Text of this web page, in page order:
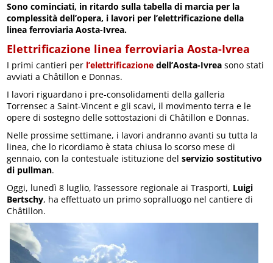
Sono cominciati, in ritardo sulla tabella di marcia per la
complessità dell’opera, i lavori per l’elettrificazione della
linea ferroviaria Aosta-Ivrea.
Elettrificazione linea ferroviaria Aosta-Ivrea
I primi cantieri per l’elettrificazione dell’Aosta-Ivrea sono stati
avviati a Châtillon e Donnas.
I lavori riguardano i pre-consolidamenti della galleria
Torrensec a Saint-Vincent e gli scavi, il movimento terra e le
opere di sostegno delle sottostazioni di Châtillon e Donnas.
Nelle prossime settimane, i lavori andranno avanti su tutta la
linea, che lo ricordiamo è stata chiusa lo scorso mese di
gennaio, con la contestuale istituzione delservizio sostitutivo
di pullman.
Oggi, lunedì 8 luglio, l’assessore regionale ai Trasporti, Luigi
Bertschy, ha effettuato un primo sopralluogo nel cantiere di
Châtillon.